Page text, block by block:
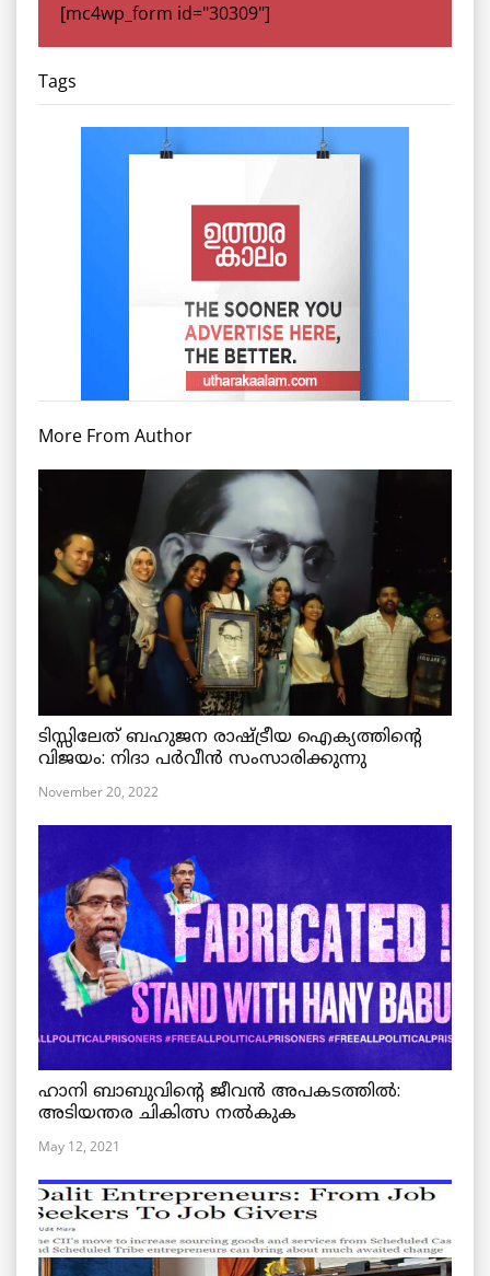
[mc4wp_form id="30309"]
Tags
More From Author
ടിസ്സിലേത് ബഹുജന രാഷ്ട്രീയ ഐക്യത്തിന്റെ
വിജയം: നിദാ പർവീൻ സംസാരിക്കുന്നു
November 20, 2022
ഹാനി ബാബുവിന്റെ ജീവൻ അപകടത്തിൽ:
അടിയന്തര ചികിത്സ നൽകുക
May 12, 2021